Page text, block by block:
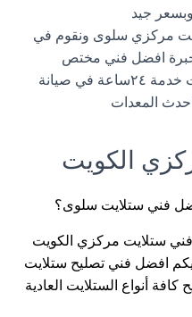
جيد
مركزي سلوى ونقوم في
افضل فني مختص
نعمل عبر فني تصليح ستلايت خدمة ٢٤ساعة في صيانة
المعدات
الكويت
فني ستلايت سلوى؟
ستلايت مركزي الكويت
اليكم افضل فني تصليح ستلايت
أنواع الستلايت العادية